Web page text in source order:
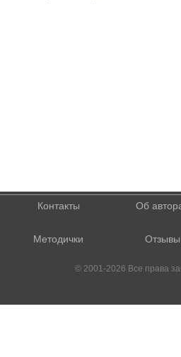
Контакты Об
Методички Отзывы
© 2001-2026 Все права